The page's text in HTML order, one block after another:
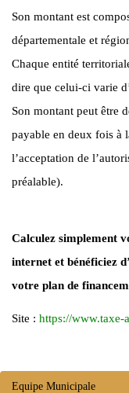
Son montant est
départementale et
Chaque entité
dire que celui-ci varie
Son montant peut être
payable en deux fois à
l’acceptation de
préalable).
Calculez simplement
internet et bénéficiez
votre plan de
Site : https://www.taxe-
Equipe Municipale